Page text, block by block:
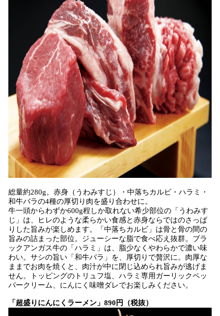
総量約280g。赤身（うわみすじ）・中落ちカルビ・ハラミ・
和牛バラの4種の厚切り肉を盛り合わせに。
牛一頭からわずか600g程しか取れない希少部位の「うわみす
じ」は、ヒレのような柔らかい食感と赤身ならではのさっぱ
りした旨みが楽しめます。「中落ちカルビ」は骨と骨の間の
旨みの詰まった部位。ジューシーな脂で食べ応え抜群。ブラ
ックアンガス牛の「ハラミ」は、脂少なくやわらかで濃い味
わい。サシの旨い「和牛バラ」を、厚切りで贅沢に。肉厚な
ままでお肉を焼くと、肉汁が中に閉じ込められ旨みが逃げま
せん。トッピングのトリュフ塩、ハラミ専用ガーリックペッ
パークリーム、にんにく味噌ダレでお楽しみください。
「超盛りにんにくラーメン」890円（税抜）